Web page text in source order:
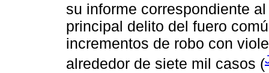
su informe correspondiente
principal delito del fuero
incrementos de robo con
alrededor de siete mil casos (